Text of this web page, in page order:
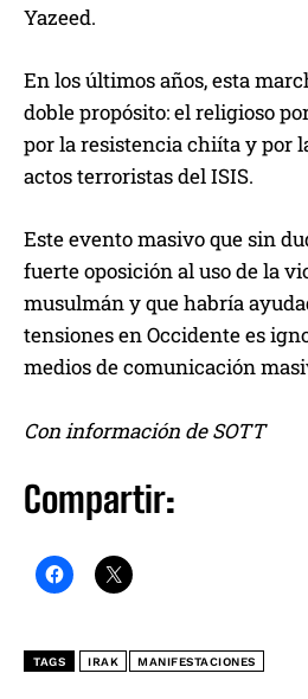
Yazeed.
En los últimos años, esta
doble propósito: el religioso
por la resistencia chiíta y por
actos terroristas del ISIS.
Este evento masivo que sin
fuerte oposición al uso de la
musulmán y que habría
tensiones en Occidente es
medios de comunicación
Con información de SOTT
Compartir:
TAGS IRAK MANIFESTACIONES